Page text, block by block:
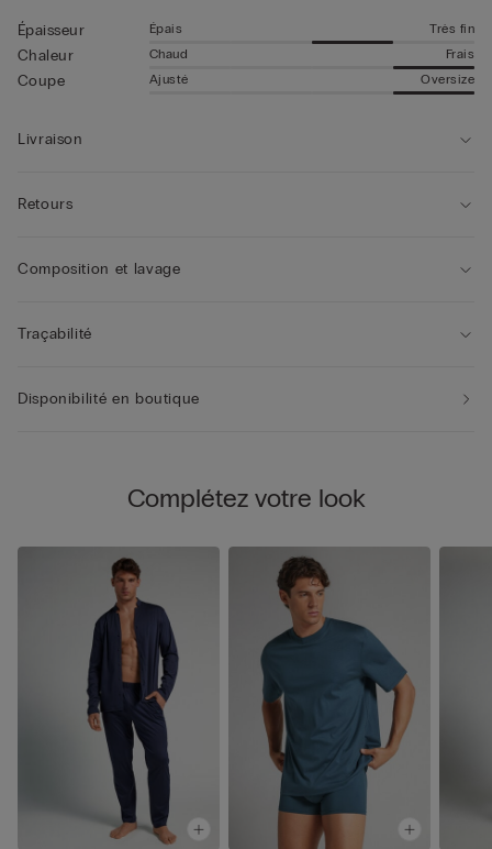
Épaisseur Épais Très fin
Chaleur Chaud Frais
Coupe Ajusté Oversize
Livraison
Retours
Composition et lavage
Traçabilité
Disponibilité en boutique
Complétez votre look